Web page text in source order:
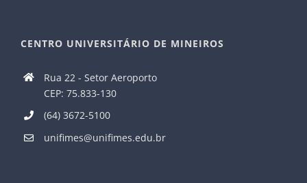
CENTRO UNIVERSITÁRIO DE MINEIROS
Rua 22 - Setor Aeroporto
CEP: 75.833-130
(64) 3672-5100
unifimes@unifimes.edu.br